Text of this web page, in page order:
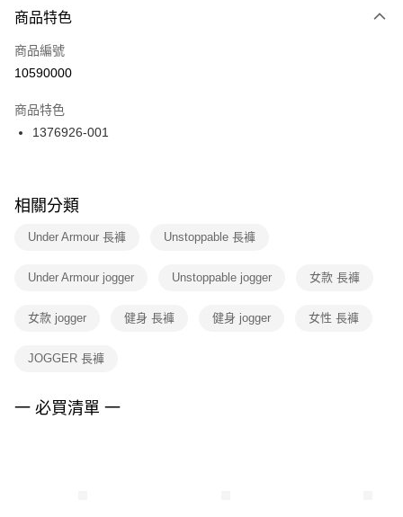
３．安心：先確認商品／服務後，再付款。
【「AFTEE先享後付」結帳流程】
１．於結帳方式選擇「AFTEE先享後付」後，將跳轉至「AFTEE先享後付」
２．訂單成立數日內，您將收到繳費通知簡訊。
３．收到繳費通知簡訊後14天內，點擊此簡訊中的連結，可透過四大超商／
ATM／網路銀行／等多元方式進行付款，方視為交易完成。
※ 交易是否成功請以「AFTEE先享後付 」之結帳頁面顯示為準，若有關於
是否繳費成功／繳費後需取消欲退款等相關疑問，請聯繫「AFTEE先享後付
客戶支援中心」https://netprotections.freshdesk.com/support/home
１．透過由恩沛科技股份有限公司提供之「AFTEE先享後付」服務完成之交
權轉讓予恩沛科技股份有限公司。
３．未成年的使用者請事先徵得法定代理人或監護人之同意方可使用
４．使用「AFTEE先享後付」時，將依據個別帳號之用戶狀況，依本公司即
每筆NT$100，滿NT$1,500(含以上)免運費
宅配
每筆NT$100，滿NT$1,500(含以上)免運費
付款後門市自取
每筆NT$100，滿NT$1,500(含以上)免運費
商品特色
商品編號
10590000
商品特色
1376926-001
相關分類
Under Armour 長褲 Unstoppable 長褲
Under Armour jogger Unstoppable jogger 女款 長褲
女款 jogger 健身 長褲 健身 jogger 女性 長褲
JOGGER 長褲
一 必買清單 一